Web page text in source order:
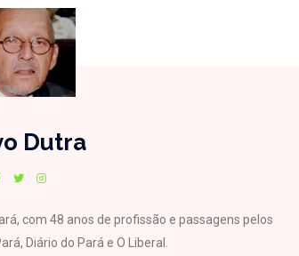
Dutra
com 48 anos de profissão e passagens pelos
Diário do Pará e O Liberal.